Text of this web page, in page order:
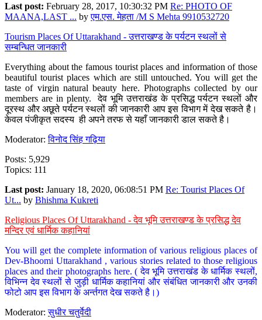
Last post: February 28, 2017, 10:30:32 PM Re: PHOTO OF
MAANA,LAST ... byएम.एस. मेहता /M S Mehta 9910532720
Tourism Places Of Uttarakhand - उत्तराखण्ड के पर्यटन स्थलों से
सम्बन्धित जानकारी
Everything about the famous tourist places and information of those
beautiful tourist places which are still untouched. You will get the
taste of virgin natural beauty here. Photographs collected by our
members are in plenty. देव भूमि उत्तराखंड के प्रसिद्ध पर्यटन स्थलों और
दूरस्थ और अछूते पर्यटन स्थलों की जानकारी आप इस विभाग में देख सकते है।
केवल पंजीकृत सदस्य ही अपने तरफ से यहाँ जानकारी डाल सकते है।
Moderator:विनोद सिंह गढ़िया
Posts: 5,929
Topics: 111
Last post: January 18, 2020, 06:08:51 PM Re: Tourist Places Of
Ut... by Bhishma Kukreti
Religious Places Of Uttarakhand - देव भूमि उत्तराखण्ड के प्रसिद्ध देव
मन्दिर एवं धार्मिक कहानियां
You will get the complete information of various religious places of
Dev-Bhoomi Uttarakhand , various stories related to those religious
places and their photographs here. ( देव भूमि उत्तराखंड के धार्मिक स्थलों,
विभिन्न देव स्थलों से जुड़ी धार्मिक कहानियां और संबंधित जानकारी और उनकी
फोटो आप इस विभाग के अर्न्तगत देख सकते है।)
Moderator:सुधीर चतुर्वेदी